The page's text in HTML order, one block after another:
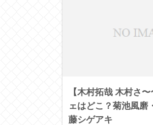
【木村拓哉 木村さ
ェはどこ？菊池風磨
藤シゲアキ